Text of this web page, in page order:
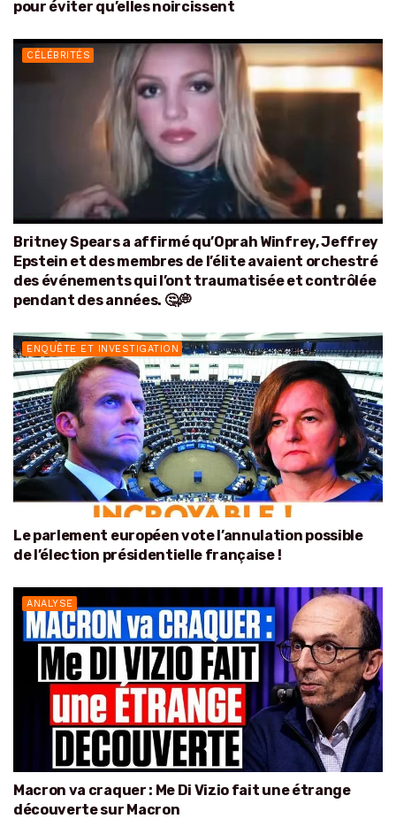
pour éviter qu’elles noircissent
CÉLÉBRITÉS
Britney Spears a affirmé qu’Oprah Winfrey, Jeffrey
Epstein et des membres de l’élite avaient orchestré
des événements qui l’ont traumatisée et contrôlée
pendant des années. 🤔💭
ENQUÊTE ET INVESTIGATION
Le parlement européen vote l’annulation possible
de l’élection présidentielle française !
ANALYSE
Macron va craquer : Me Di Vizio fait une étrange
découverte sur Macron